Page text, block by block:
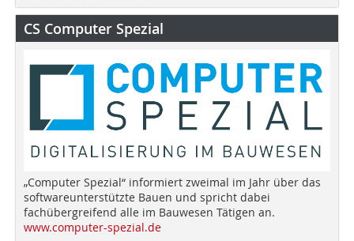
CS Computer Spezial
„Computer Spezial“ informiert zweimal im Jahr über das
softwareunterstützte Bauen und spricht dabei
fachübergreifend alle im Bauwesen Tätigen an.
www.computer-spezial.de